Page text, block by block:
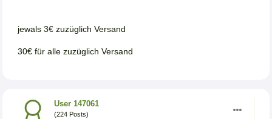
jewals 3€ zuzüglich Versand
30€ für alle zuzüglich Versand
User 147061
(224 Posts)